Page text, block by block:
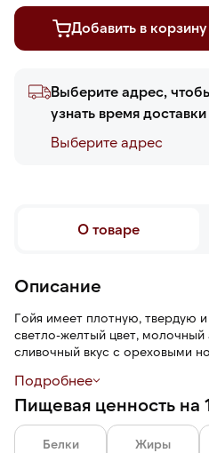
Добавить в корзину
Выберите адрес,
узнать время доставки
Выберите адреc
О товаре
Описание
Гойя имеет плотную, твердую
светло-желтый цвет,
сливочный вкус с ореховыми
количестве. При нарезке сыр
Подробнее
Пищевая ценность на
Белки Жиры